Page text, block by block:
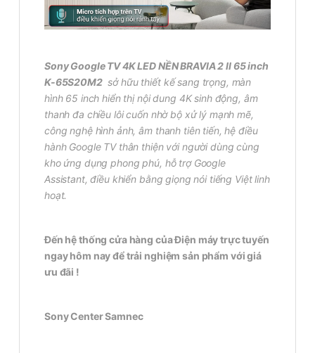
Sony Google TV 4K LED NỀN BRAVIA 2 II 65 inch
K-65S20M2sở hữu thiết kế sang trọng, màn
hình 65 inch hiển thị nội dung 4K sinh động, âm
thanh đa chiều lôi cuốn nhờ bộ xử lý mạnh mẽ,
công nghệ hình ảnh, âm thanh tiên tiến, hệ điều
hành Google TV thân thiện với người dùng cùng
kho ứng dụng phong phú, hỗ trợ Google
Assistant, điều khiển bằng giọng nói tiếng Việt linh
hoạt.
Đến hệ thống cửa hàng của Điện máy trực tuyến
ngay hôm nay để trải nghiệm sản phẩm với giá
ưu đãi !
Sony Center Samnec